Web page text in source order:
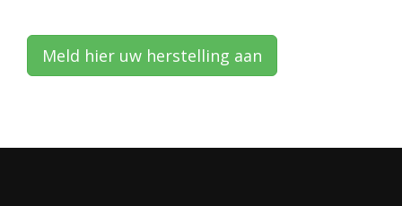
Meld hier uw herstelling aan